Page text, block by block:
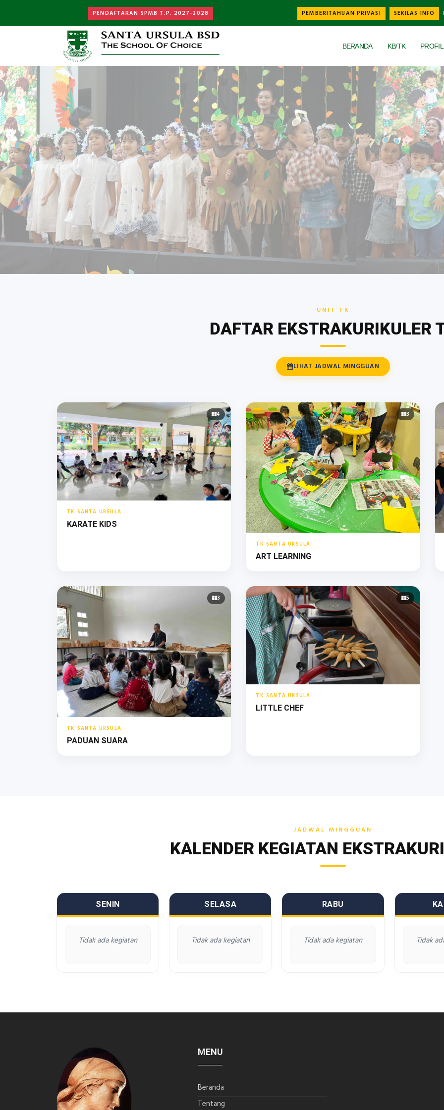
PENDAFTARAN SPMB T.P. 2027-2028 PEMBERITAHUAN PRIVASI SEKILAS INFO
BERANDA KB/TK PROFIL
UNIT TK
DAFTAR EKSTRAKURIKULER
LIHAT JADWAL MINGGUAN
4
TK SANTA URSULA
KARATE KIDS
3
TK SANTA URSULA
ART LEARNING
3
TK SANTA URSULA
PADUAN SUARA
5
TK SANTA URSULA
LITTLE CHEF
JADWAL MINGGUAN
KALENDER KEGIATAN
SENIN
Tidak ada kegiatan
SELASA
Tidak ada kegiatan
RABU
Tidak ada kegiatan Tidak
MENU
Beranda
Tentang